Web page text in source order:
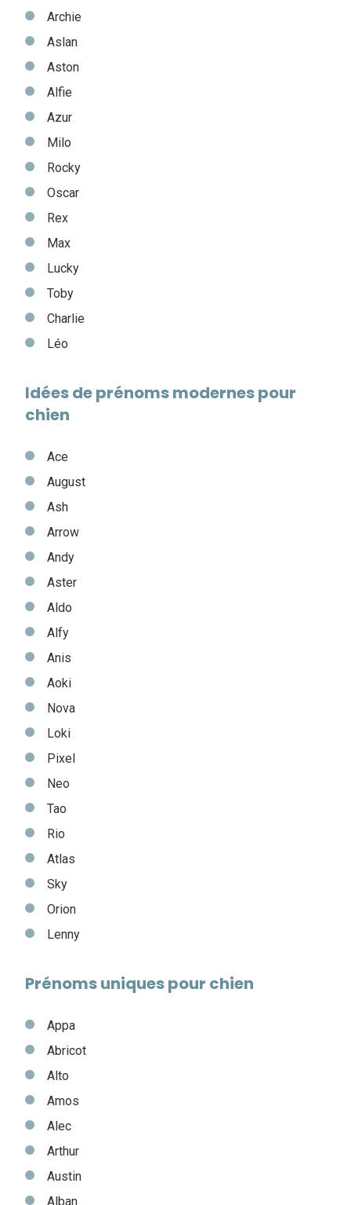
Archie
Aslan
Aston
Alfie
Azur
Milo
Rocky
Oscar
Rex
Max
Lucky
Toby
Charlie
Léo
Idées de prénoms modernes pour
chien
Ace
August
Ash
Arrow
Andy
Aster
Aldo
Alfy
Anis
Aoki
Nova
Loki
Pixel
Neo
Tao
Rio
Atlas
Sky
Orion
Lenny
Prénoms uniques pour chien
Appa
Abricot
Alto
Amos
Alec
Arthur
Austin
Alban